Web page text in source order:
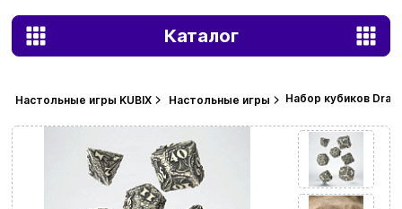
Каталог
Настольные игры KUBIX Настольные игры Набор кубиков